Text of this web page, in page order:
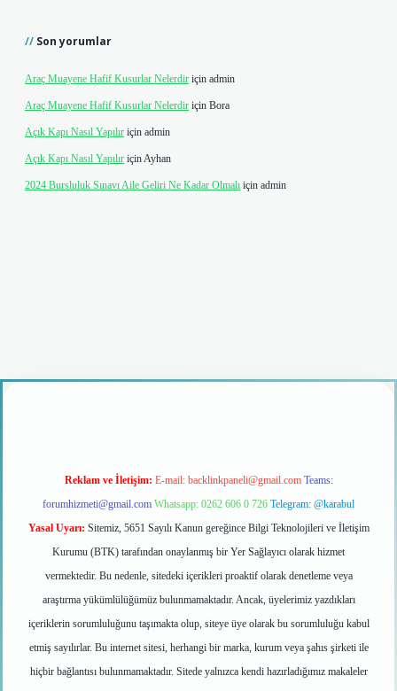
Son yorumlar
Araç Muayene Hafif Kusurlar Nelerdir için admin
Araç Muayene Hafif Kusurlar Nelerdir için Bora
Açık Kapı Nasıl Yapılır için admin
Açık Kapı Nasıl Yapılır içinAyhan
2024 Bursluluk Sınavı Aile Geliri Ne Kadar Olmalı için admin
Reklam ve İletişim: E-mail: backlinkpaneli@gmail.com Teams:
forumhizmeti@gmail.com Whatsapp: 0262 606 0 726 Telegram: @karabul
Yasal Uyarı: Sitemiz, 5651 Sayılı Kanun gereğince Bilgi Teknolojileri ve İletişim
Kurumu (BTK) tarafından onaylanmış bir Yer Sağlayıcı olarak hizmet
vermektedir. Bu nedenle, sitedeki içerikleri proaktif olarak denetleme veya
araştırma yükümlülüğümüz bulunmamaktadır. Ancak, üyelerimiz yazdıkları
içeriklerin sorumluluğunu taşımakta olup, siteye üye olarak bu sorumluluğu kabul
etmiş sayılırlar. Bu internet sitesi, herhangi bir marka, kurum veya şahıs şirketi ile
hiçbir bağlantısı bulunmamaktadır. Sitede yalnızca kendi hazırladığımız makaleler